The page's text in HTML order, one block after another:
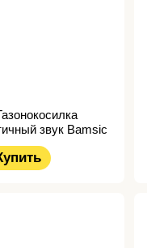
звук Bamsic